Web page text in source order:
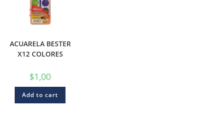
ACUARELA BESTER
X12 COLORES
$1,00
Add to cart